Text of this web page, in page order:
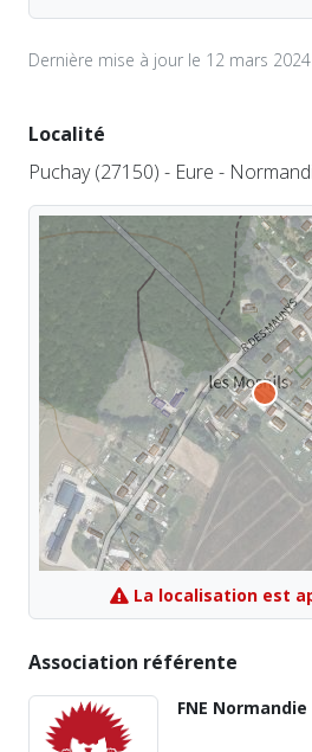
Dernière mise à jour le 12 mars 2024
Localité
Puchay (27150) - Eure -
La localisation est
Association référente
FNE Normandie